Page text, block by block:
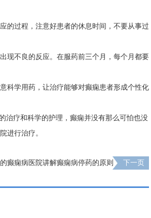
的过程，注意好患者的休息时间，不要从事过
现不良的反应。在服药前三个月，每个月都要
科学用药，让治疗能够对癫痫患者形成个性化
治疗和科学的护理，癫痫并没有那么可怕也没
进行治疗。
癫痫病医院讲解癫痫病停药的原则 下一页